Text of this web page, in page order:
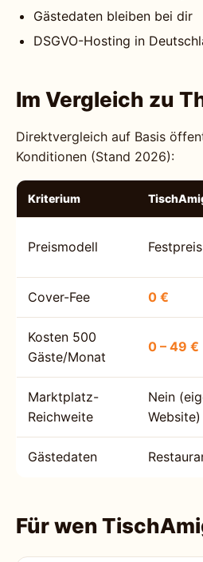
Gästedaten bleiben bei dir
DSGVO-Hosting in
Im Vergleich zu
Direktvergleich auf Basis
Konditionen (Stand 2026):
Kriterium
Preismodell Festpreis
Cover-Fee 0 €
Kosten 500
Gäste/Monat
0 – 49 €
Marktplatz-
Reichweite
Nein
Website)
Gästedaten
Für wen